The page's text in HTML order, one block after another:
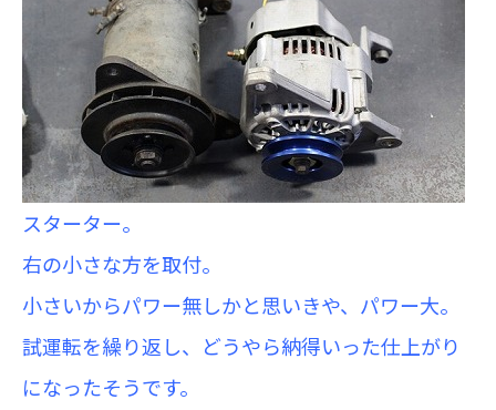
スターター。
右の小さな方を取付。
小さいからパワー無しかと思いきや、パワー大。
試運転を繰り返し、どうやら納得いった仕上がり
になったそうです。